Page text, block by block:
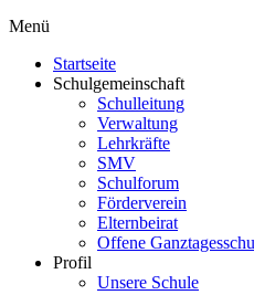
Menü
Startseite
Schulgemeinschaft
Schulleitung
Verwaltung
Lehrkräfte
SMV
Schulforum
Förderverein
Elternbeirat
Offene
Profil
Unsere Schule